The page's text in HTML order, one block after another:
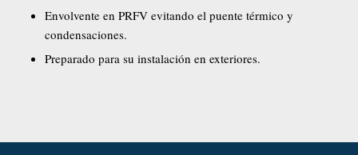
Envolvente en PRFV evitando el puente térmico y
condensaciones.
Preparado para su instalación en exteriores.